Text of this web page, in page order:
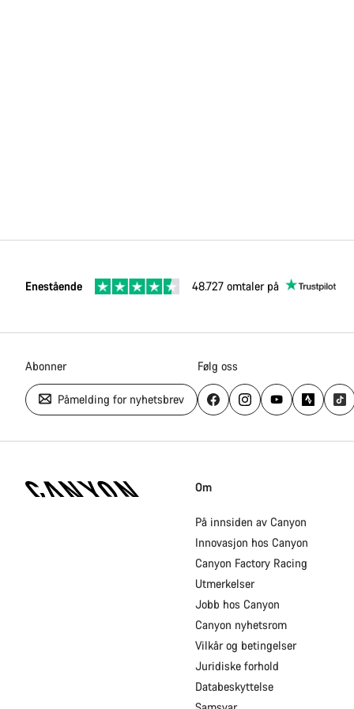
Enestående 48.727 omtaler på
Abonner
Påmelding for nyhetsbrev
Følg oss
hjemmeside
bunndel
Om
På innsiden av Canyon
Innovasjon hos Canyon
Canyon Factory Racing
Utmerkelser
Jobb hos Canyon
Canyon nyhetsrom
Vilkår og betingelser
Juridiske forhold
Databeskyttelse